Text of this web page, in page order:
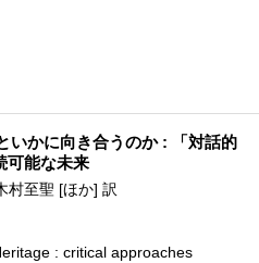
いかに向き合うのか : 「対話的
可能な未来
村至聖 [ほか] 訳
: critical approaches